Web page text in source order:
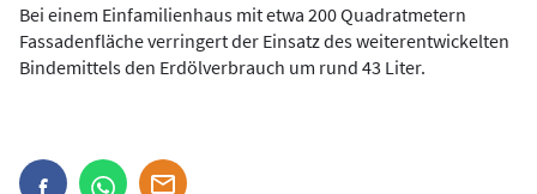
Bei einem Einfamilienhaus mit etwa 200 Quadratmetern
Fassadenfläche verringert der Einsatz des weiterentwickelten
Bindemittels den Erdölverbrauch um rund 43 Liter.